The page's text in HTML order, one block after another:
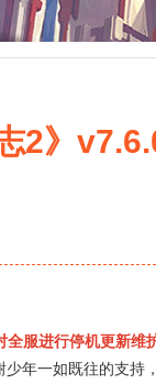
2》
服进行停机更新维
年一如既往的支持